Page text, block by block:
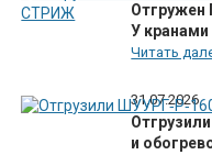
У
Читать
31.07.2026
и